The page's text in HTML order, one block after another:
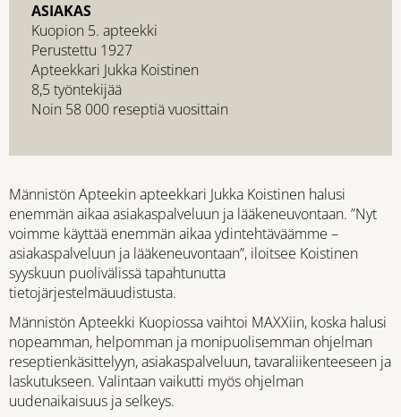
ASIAKAS
Kuopion 5. apteekki
Perustettu 1927
Apteekkari Jukka Koistinen
8,5 työntekijää
Noin 58 000 reseptiä vuosittain
Männistön Apteekin apteekkari Jukka Koistinen halusi
enemmän aikaa asiakaspalveluun ja lääkeneuvontaan. ”Nyt
voimme käyttää enemmän aikaa ydintehtäväämme –
asiakaspalveluun ja lääkeneuvontaan”, iloitsee Koistinen
syyskuun puolivälissä tapahtunutta
tietojärjestelmäuudistusta.
Männistön Apteekki Kuopiossa vaihtoi MAXXiin, koska halusi
nopeamman, helpomman ja monipuolisemman ohjelman
reseptienkäsittelyyn, asiakaspalveluun, tavaraliikenteeseen ja
laskutukseen. Valintaan vaikutti myös ohjelman
uudenaikaisuus ja selkeys.